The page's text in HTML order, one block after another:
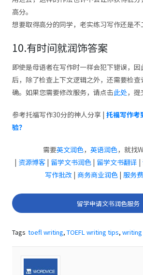
高分。
想要取得高分的同学，老实练习写作还是不
10.有时间就润饰答案
即使是母语者在写作时一样会犯下错误，
后，除了检查上下文逻辑之外，还需要检
确。如果您需要修改服务，请点击此处，提
参考托福写作30分的神人分享 | 托福写作考
验？
需要英文润色， 英语润色，就找
| 资源博客 | 留学文书润色 | 留学文书翻译 |
写作批改 | 商务商业润色| 服务
留学申请文书润色服务
Tags toefl writing, TOEFL writing tips,